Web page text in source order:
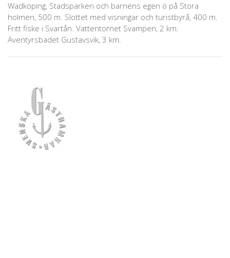
Wadköping, Stadsparken och barnens egen ö på Stora
holmen, 500 m. Slottet med visningar och turistbyrå, 400 m.
Fritt fiske i Svartån. Vattentornet Svampen, 2 km.
Äventyrsbadet Gustavsvik, 3 km.